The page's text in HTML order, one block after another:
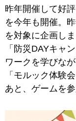
昨年開催して好
を今年も開催。
を対象に企画しま
「防災DAYキャ
ワークを学びな
「モルック体験
あと、ゲームを